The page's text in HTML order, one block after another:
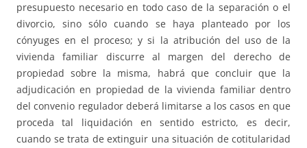
presupuesto necesario en todo caso de la separación o el
divorcio, sino sólo cuando se haya planteado por los
cónyuges en el proceso; y si la atribución del uso de la
vivienda familiar discurre al margen del derecho de
propiedad sobre la misma, habrá que concluir que la
adjudicación en propiedad de la vivienda familiar dentro
del convenio regulador deberá limitarse a los casos en que
proceda tal liquidación en sentido estricto, es decir,
cuando se trata de extinguir una situación de cotitularidad